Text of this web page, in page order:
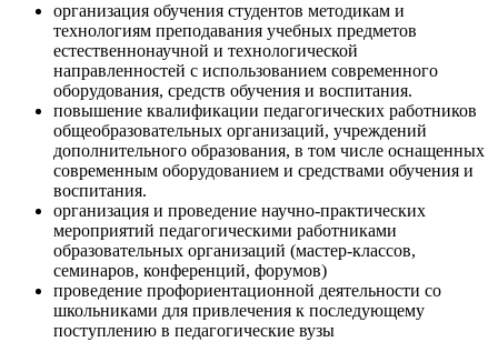
организация обучения студентов методикам и
технологиям преподавания учебных предметов
естественнонаучной и технологической
направленностей с использованием современного
оборудования, средств обучения и воспитания.
повышение квалификации педагогических работников
общеобразовательных организаций, учреждений
дополнительного образования, в том числе оснащенных
современным оборудованием и средствами обучения и
воспитания.
организация и проведение научно-практических
мероприятий педагогическими работниками
образовательных организаций (мастер-классов,
семинаров, конференций, форумов)
проведение профориентационной деятельности со
школьниками для привлечения к последующему
поступлению в педагогические вузы